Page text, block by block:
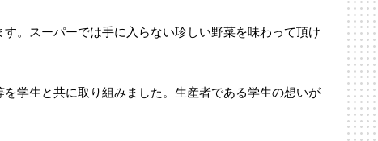
。スーパーでは手に入らない珍しい野菜を味わって頂け
学生と共に取り組みました。生産者である学生の想いが